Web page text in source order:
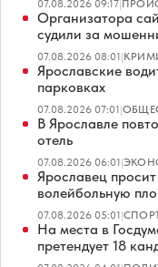
07.08.2026 09:17|
Организатора
судили за
07.08.2026 08:01|
Ярославские
парковках
07.08.2026 07:01|
В Ярославле
отель
07.08.2026 06:01|
Ярославец
волейбольную
07.08.2026 05:01|
На места в
претендует 18